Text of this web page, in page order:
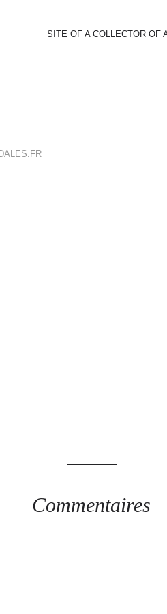
SITE OF A COLLECTOR OF
Commentaires